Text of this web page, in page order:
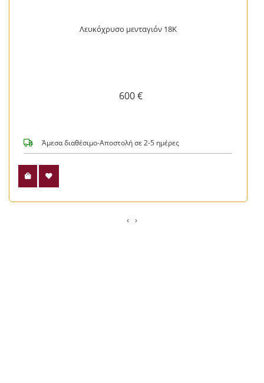
Λευκόχρυσο μενταγιόν 18Κ
600 €
Άμεσα διαθέσιμο-Αποστολή σε 2-5 ημέρες
‹ ›